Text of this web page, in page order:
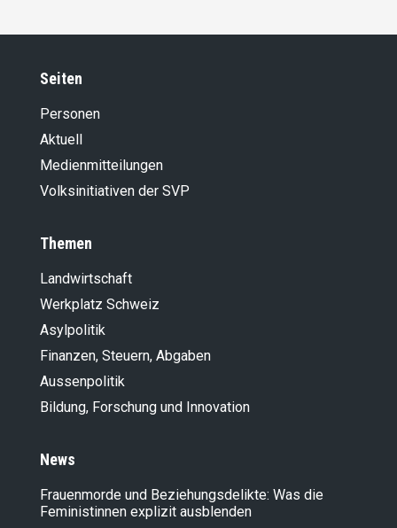
Seiten
Personen
Aktuell
Medienmitteilungen
Volksinitiativen der SVP
Themen
Landwirt­schaft
Werkplatz Schweiz
Asylpolitik
Finanzen, Steuern, Abgaben
Aussenpolitik
Bildung, Forschung und Innovation
News
Frauenmorde und Beziehungsdelikte: Was die
Feministinnen explizit ausblenden